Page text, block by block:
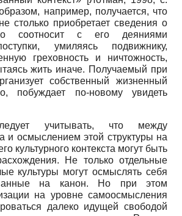
например, получается, что
столько приобретает сведения о
соотносит с его деяниями
умиляясь подвижнику,
греховность и ничтожность,
жить иначе. Получаемый при
собственный жизненный
побуждает по-новому увидеть
учитывать, что между
и осмыслением этой структуры на
культурного контекста могут быть
Не только отдельные
культуры могут осмыслять себя
на канон. Но при этом
на уровне самоосмысления
далеко идущей свободой